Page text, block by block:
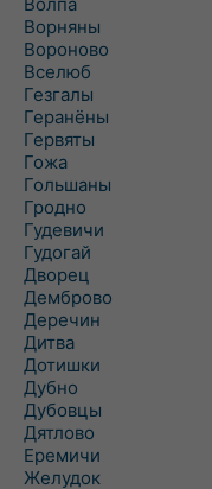
Ворняны
Вороново
Вселюб
Гезгалы
Геранёны
Гервяты
Гожа
Гольшаны
Гродно
Гудевичи
Гудогай
Дворец
Демброво
Деречин
Дитва
Дотишки
Дубно
Дубовцы
Дятлово
Еремичи
Желудок